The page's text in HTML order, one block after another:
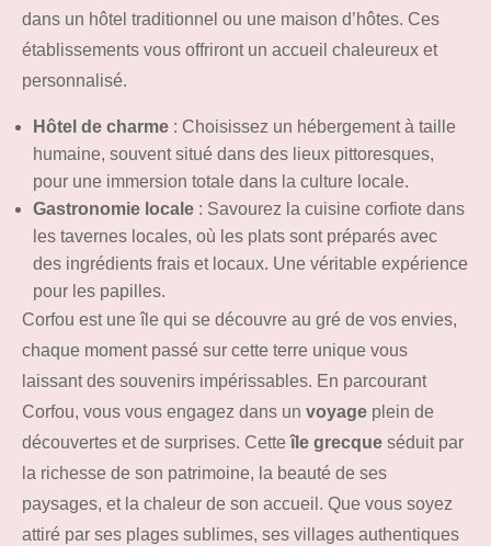
dans un hôtel traditionnel ou une maison d’hôtes. Ces
établissements vous offriront un accueil chaleureux et
personnalisé.
Hôtel de charme : Choisissez un hébergement à taille
humaine, souvent situé dans des lieux pittoresques,
pour une immersion totale dans la culture locale.
Gastronomie locale : Savourez la cuisine corfiote dans
les tavernes locales, où les plats sont préparés avec
des ingrédients frais et locaux. Une véritable expérience
pour les papilles.
Corfou est une île qui se découvre au gré de vos envies,
chaque moment passé sur cette terre unique vous
laissant des souvenirs impérissables. En parcourant
Corfou, vous vous engagez dans un voyage plein de
découvertes et de surprises. Cetteîle grecque séduit par
la richesse de son patrimoine, la beauté de ses
paysages, et la chaleur de son accueil. Que vous soyez
attiré par ses plages sublimes, ses villages authentiques